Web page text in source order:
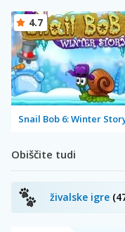
Snail Bob 6: Winter
4.7
Obiščite tudi
živalske igre